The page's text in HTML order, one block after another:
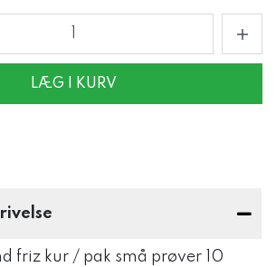
LÆG I KURV
friz kur / pak små prøver 10